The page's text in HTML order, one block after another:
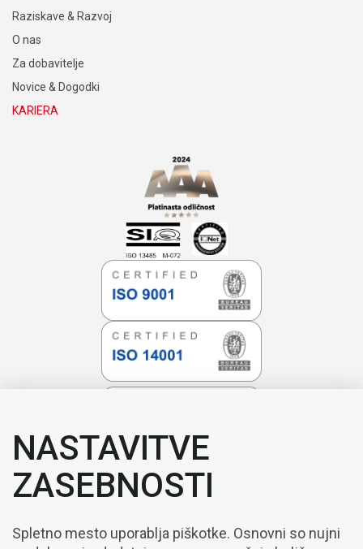
Raziskave & Razvoj
O nas
Za dobavitelje
Novice & Dogodki
KARIERA
NASTAVITVE
ZASEBNOSTI
Spletno mesto uporablja piškotke. Osnovni so nujni